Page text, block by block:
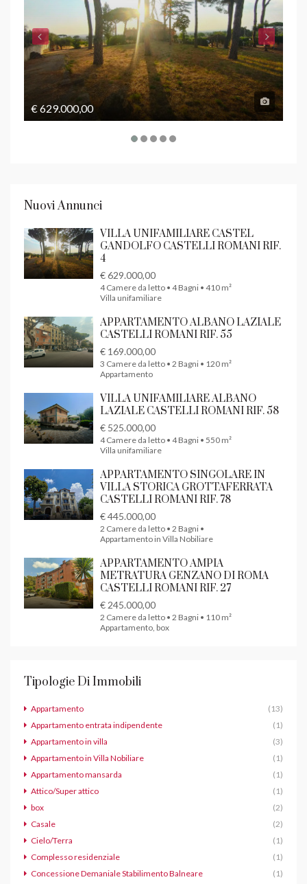
€ 629.000,00
Nuovi Annunci
VILLA UNIFAMILIARE CASTEL
GANDOLFO CASTELLI ROMANI RIF.
4
€ 629.000,00
4 Camere da letto • 4 Bagni • 410 m²
Villa unifamiliare
APPARTAMENTO ALBANO LAZIALE
CASTELLI ROMANI RIF. 55
€ 169.000,00
3 Camere da letto • 2 Bagni • 120 m²
Appartamento
VILLA UNIFAMILIARE ALBANO
LAZIALE CASTELLI ROMANI RIF. 58
€ 525.000,00
4 Camere da letto • 4 Bagni • 550 m²
Villa unifamiliare
APPARTAMENTO SINGOLARE IN
VILLA STORICA GROTTAFERRATA
CASTELLI ROMANI RIF. 78
€ 445.000,00
2 Camere da letto • 2 Bagni •
Appartamento in Villa Nobiliare
APPARTAMENTO AMPIA
METRATURA GENZANO DI ROMA
CASTELLI ROMANI RIF. 27
€ 245.000,00
2 Camere da letto • 2 Bagni • 110 m²
Appartamento, box
Tipologie Di Immobili
Appartamento
(13)
Appartamento entrata indipendente
(1)
Appartamento in villa
(3)
Appartamento in Villa Nobiliare
(1)
Appartamento mansarda
(1)
Attico/Super attico
(1)
box
(2)
Casale
(2)
Cielo/Terra
(1)
Complesso residenziale
(1)
Concessione Demaniale Stabilimento Balneare
(1)